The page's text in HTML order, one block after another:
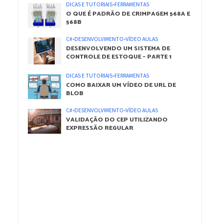
DICAS E TUTORIAIS•FERRAMENTAS
O QUE É PADRÃO DE CRIMPAGEM 568A E
568B
C#•DESENVOLVIMENTO•VÍDEO AULAS
DESENVOLVENDO UM SISTEMA DE
CONTROLE DE ESTOQUE – PARTE 1
DICAS E TUTORIAIS•FERRAMENTAS
COMO BAIXAR UM VÍDEO DE URL DE
BLOB
C#•DESENVOLVIMENTO•VÍDEO AULAS
VALIDAÇÃO DO CEP UTILIZANDO
EXPRESSÃO REGULAR